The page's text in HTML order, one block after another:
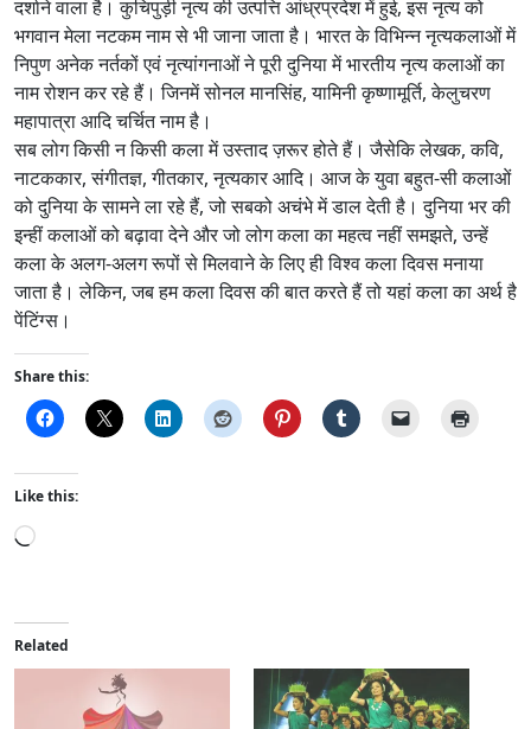
दर्शाने वाला है। कुचिपुड़ी नृत्य की उत्पत्ति आंध्रप्रदेश में हुई, इस नृत्य को
भगवान मेला नटकम नाम से भी जाना जाता है। भारत के विभिन्न नृत्यकलाओं में
निपुण अनेक नर्तकों एवं नृत्यांगनाओं ने पूरी दुनिया में भारतीय नृत्य कलाओं का
नाम रोशन कर रहे हैं। जिनमें सोनल मानसिंह, यामिनी कृष्णामूर्ति, केलुचरण
महापात्रा आदि चर्चित नाम है।
सब लोग किसी न किसी कला में उस्ताद ज़रूर होते हैं। जैसेकि लेखक, कवि,
नाटककार, संगीतज्ञ, गीतकार, नृत्यकार आदि। आज के युवा बहुत-सी कलाओं
को दुनिया के सामने ला रहे हैं, जो सबको अचंभे में डाल देती है। दुनिया भर की
इन्हीं कलाओं को बढ़ावा देने और जो लोग कला का महत्व नहीं समझते, उन्हें
कला के अलग-अलग रूपों से मिलवाने के लिए ही विश्व कला दिवस मनाया
जाता है। लेकिन, जब हम कला दिवस की बात करते हैं तो यहां कला का अर्थ है
पेंटिंग्स।
Share this:
Like this:
L
d
i
n
Related